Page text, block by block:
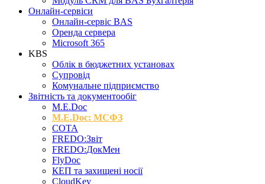
Онлайн-сервіси
Онлайн-сервіс BAS
Оренда сервера
Microsoft 365
KBS
Облік в бюджетних установах
Супровід
Комунальне підприємство
Звітність та документообіг
M.Е.Doc
M.E.Doc: МСФЗ
СОТА
FREDO:Звіт
FREDO:ДокМен
FlyDoc
КЕП та захищені носії
CloudKey